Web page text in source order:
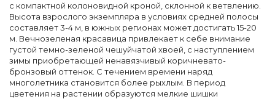
с компактной колоновидной кроной, склонной к ветвлению.
Высота взрослого экземпляра в условиях средней полосы
составляет 3-4 м, в южных регионах может достигать 15-20
м. Вечнозеленая красавица привлекает к себе внимание
густой темно-зеленой чешуйчатой хвоей, с наступлением
зимы приобретающей ненавязчивый коричневато-
бронзовый оттенок. С течением времени наряд
многолетника становится более рыхлым. В период
цветения на растении образуются мелкие шишки